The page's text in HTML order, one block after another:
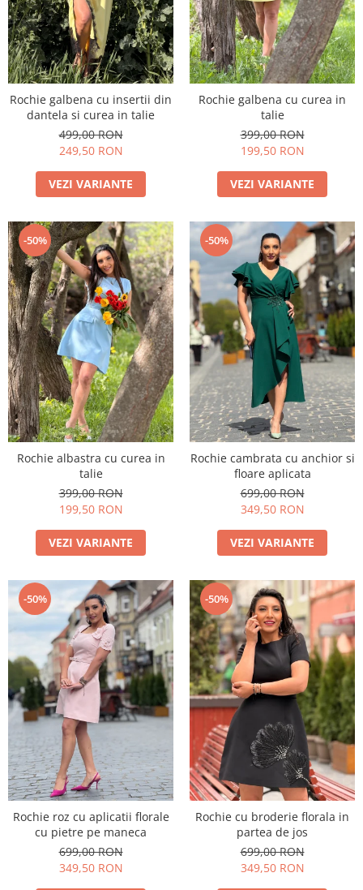
Rochie galbena cu insertii din
dantela si curea in talie
499,00 RON
249,50 RON
VEZI VARIANTE
Rochie galbena cu curea in
talie
399,00 RON
199,50 RON
VEZI VARIANTE
-50%
Rochie albastra cu curea in
talie
399,00 RON
199,50 RON
VEZI VARIANTE
-50%
Rochie cambrata cu anchior si
floare aplicata
699,00 RON
349,50 RON
VEZI VARIANTE
-50%
Rochie roz cu aplicatii florale
cu pietre pe maneca
699,00 RON
349,50 RON
-50%
Rochie cu broderie florala in
partea de jos
699,00 RON
349,50 RON